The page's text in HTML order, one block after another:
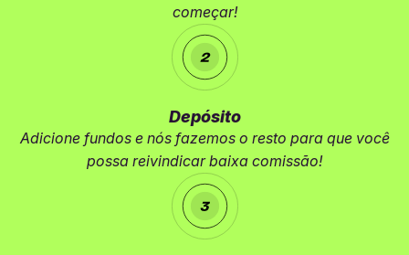
começar!
Depósito
Adicione fundos e nós fazemos o resto para que você
possa reivindicar baixa comissão!